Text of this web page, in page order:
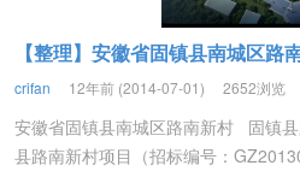
【整理】安徽省固镇县南城区路
crifan 12年前 (2014-07-01) 2652浏览
安徽省固镇县南城区路南新村 固镇
县路南新村项目（招标编号：